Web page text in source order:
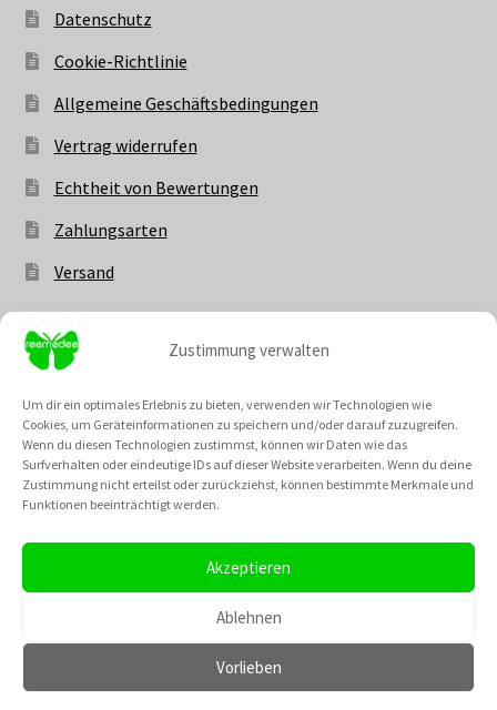
Zustimmung verwalten
Um dir ein optimales Erlebnis zu bieten, verwenden wir Technologien wie
Cookies, um Geräteinformationen zu speichern und/oder darauf zuzugreifen.
Wenn du diesen Technologien zustimmst, können wir Daten wie das
Surfverhalten oder eindeutige IDs auf dieser Website verarbeiten. Wenn du deine
Zustimmung nicht erteilst oder zurückziehst, können bestimmte Merkmale und
Funktionen beeinträchtigt werden.
Akzeptieren
Ablehnen
Vorlieben
bestellen! Und die besten Rabattaktionen des Monats
haben einen extra Menüpunt bekommen, wo du dir einen
Gutscheincode für den August sichern kannst!
Verwerfen
Datenschutz
Cookie-Richtlinie
Allgemeine Geschäftsbedingungen
Vertrag widerrufen
Echtheit von Bewertungen
Zahlungsarten
Versand
Unsere Community @
TikTok
Instagram
Pinterest
YouTube
0